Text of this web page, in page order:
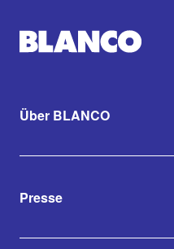
Über BLANCO
Presse